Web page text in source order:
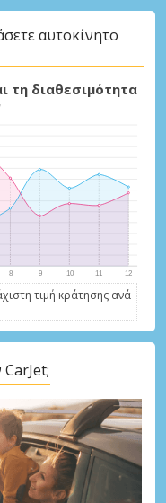
αυτοκίνητο
τη διαθεσιμότητα
τιμή κράτησης ανά